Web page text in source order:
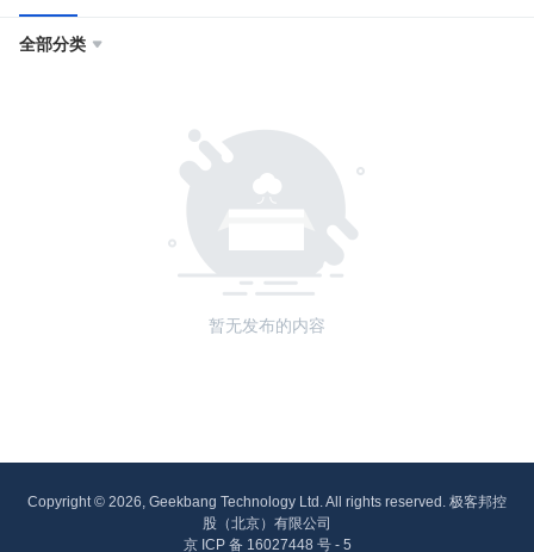
全部分类 
暂无发布的内容
Copyright © 2026, Geekbang Technology Ltd. All rights reserved. 极客邦控
股（北京）有限公司
京 ICP 备 16027448 号 - 5